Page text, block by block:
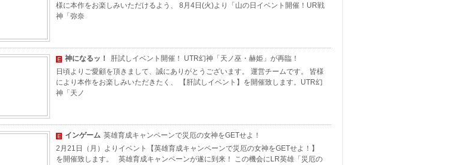
様に本作をお楽しみいただけるよう、 8月4日(火)より「山の日イベント開催！UR戦
神「弥奈
神になるッ！
肝試しイベント開催！ UTR幻神「天ノ巫・赫姫」が再臨！
日頃よりご愛顧を頂きまして、誠にありがとうございます。 運営チームです。 皆様
により本作をお楽しみいただきたく、 【肝試しイベント】を開催致します。UTR幻
神「天ノ
インゲーム 英雄育成キャンペーンで災厄の女神をGETせよ！
2月21日（月）よりイベント【英雄育成キャンペーンで災厄の女神をGETせよ！】
を開催致します。 英雄育成キャンペーンが遂に到来！ この機会にLR英雄「災厄の